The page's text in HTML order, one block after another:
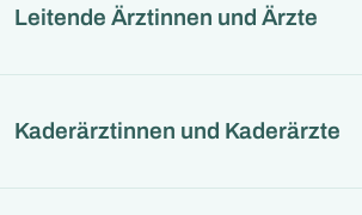
Leitende Ärztinnen und Ärzte
Kaderärztinnen und Kaderärzte